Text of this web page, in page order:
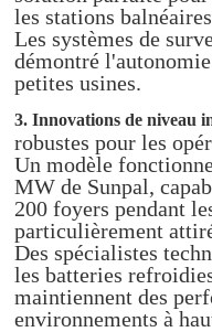
les stations
Les systèmes de
démontré
petites usines.
3. Innovations de niveau
robustes pour les
Un modèle
MW de Sunpal,
200 foyers pendant
particulièrement
Des spécialistes
les batteries
maintiennent des
environnements à